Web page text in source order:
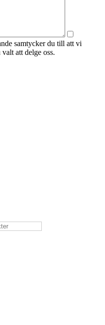
samtycker du till att vi
att delge oss.